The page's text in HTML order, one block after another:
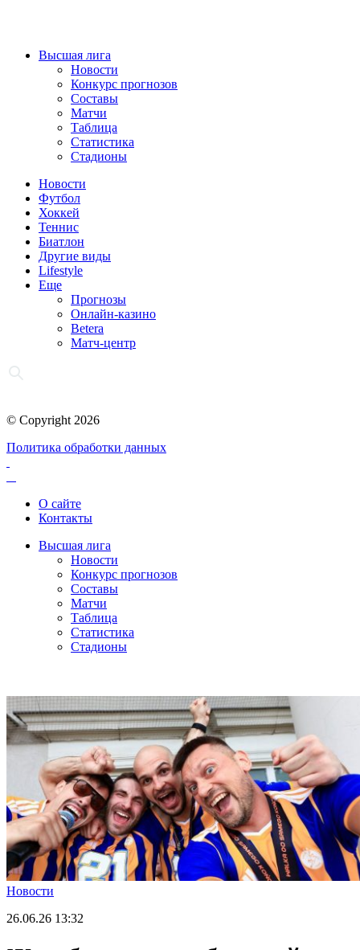
Высшая лига
Новости
Конкурс прогнозов
Составы
Матчи
Таблица
Статистика
Стадионы
Новости
Футбол
Хоккей
Теннис
Биатлон
Другие виды
Lifestyle
Еще
Прогнозы
Онлайн-казино
Betera
Матч-центр
© Copyright 2026
Политика обработки данных
О сайте
Контакты
Высшая лига
Новости
Конкурс прогнозов
Составы
Матчи
Таблица
Статистика
Стадионы
Новости
26.06.26 13:32